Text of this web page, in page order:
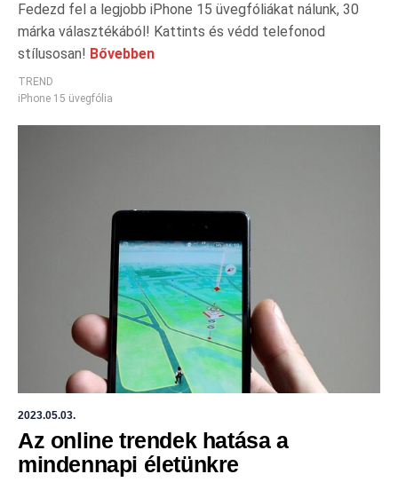
Fedezd fel a legjobb iPhone 15 üvegfóliákat nálunk, 30
márka választékából! Kattints és védd telefonod
stílusosan! Bővebben
TREND
iPhone 15 üvegfólia
2023.05.03.
Az online trendek hatása a
mindennapi életünkre